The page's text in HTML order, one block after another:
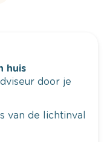
huis
door je
van de lichtinval